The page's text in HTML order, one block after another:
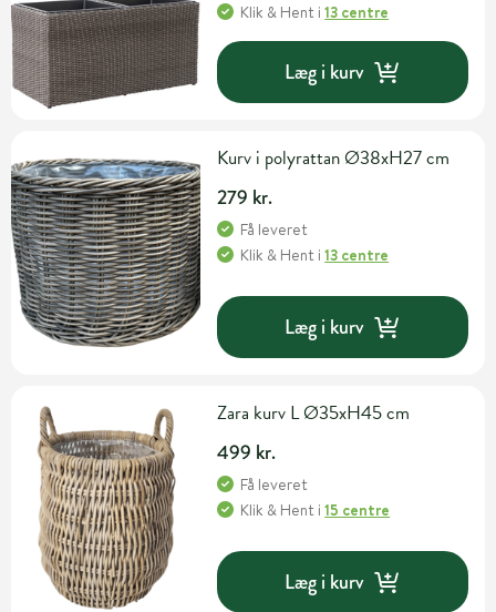
Klik & Hent i13 centre
Læg i kurv
Kurv i polyrattan Ø38xH27 cm
279 kr.
Få leveret
Klik & Hent i13 centre
Læg i kurv
Zara kurv L Ø35xH45 cm
499 kr.
Få leveret
Klik & Hent i15 centre
Læg i kurv